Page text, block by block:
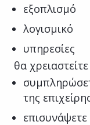
εξοπλισμό
λογισμικό
υπηρεσίες
θα
της
επισυνάψετε